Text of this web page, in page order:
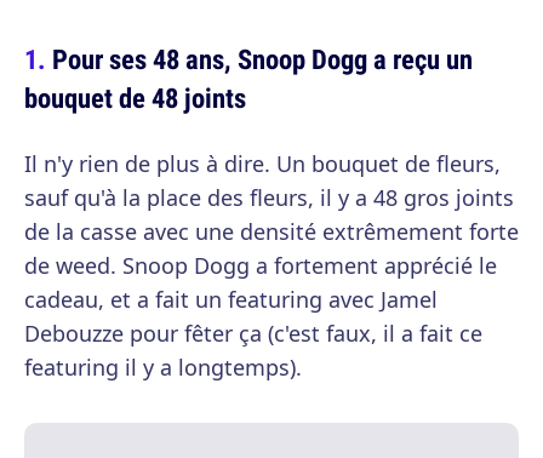
Pour ses 48 ans, Snoop Dogg a reçu un
bouquet de 48 joints
Il n'y rien de plus à dire. Un bouquet de fleurs,
sauf qu'à la place des fleurs, il y a 48 gros joints
de la casse avec une densité extrêmement forte
de weed. Snoop Dogg a fortement apprécié le
cadeau, et a fait un featuring avec Jamel
Debouzze pour fêter ça (c'est faux, il a fait ce
featuring il y a longtemps).